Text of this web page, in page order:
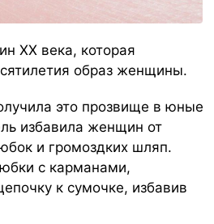
XX века, которая
образ женщины.
это прозвище в юные
избавила женщин от
и громоздких шляп.
с карманами,
к сумочке, избавив